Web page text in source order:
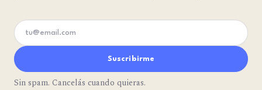
Tu email
Suscribirme
Sin spam. Cancelás cuando quieras.